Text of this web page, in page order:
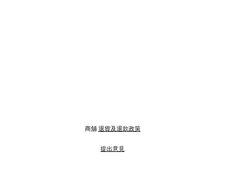
商舖 退貨及退款政策
提出意見